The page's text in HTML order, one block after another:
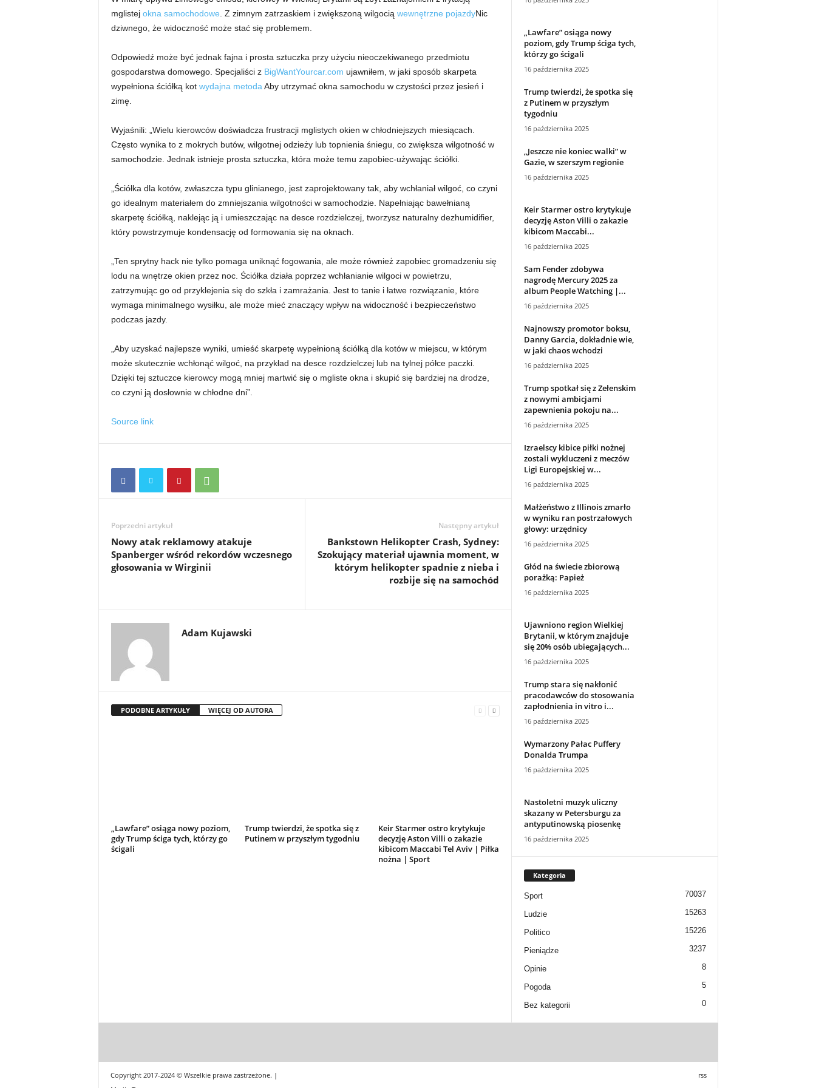
mglistej okna samochodowe . Z zimnym zatrzaskiem i zwiększoną wilgocią wewnętrzne pojazdyNic
dziwnego, że widoczność może stać się problemem.
Odpowiedź może być jednak fajna i prosta sztuczka przy użyciu nieoczekiwanego przedmiotu
gospodarstwa domowego. Specjaliści z BigWantYourcar.com ujawniłem, w jaki sposób skarpeta
wypełniona ściółką kot wydajna metoda Aby utrzymać okna samochodu w czystości przez jesień i
zimę.
Wyjaśnili: „Wielu kierowców doświadcza frustracji mglistych okien w chłodniejszych miesiącach.
Często wynika to z mokrych butów, wilgotnej odzieży lub topnienia śniegu, co zwiększa wilgotność w
samochodzie. Jednak istnieje prosta sztuczka, która może temu zapobiec-używając ściółki.
„Ściółka dla kotów, zwłaszcza typu glinianego, jest zaprojektowany tak, aby wchłaniał wilgoć, co czyni
go idealnym materiałem do zmniejszania wilgotności w samochodzie. Napełniając bawełnianą
skarpetę ściółką, naklejąc ją i umieszczając na desce rozdzielczej, tworzysz naturalny dezhumidifier,
który powstrzymuje kondensację od formowania się na oknach.
„Ten sprytny hack nie tylko pomaga uniknąć fogowania, ale może również zapobiec gromadzeniu się
lodu na wnętrze okien przez noc. Ściółka działa poprzez wchłanianie wilgoci w powietrzu,
zatrzymując go od przyklejenia się do szkła i zamrażania. Jest to tanie i łatwe rozwiązanie, które
wymaga minimalnego wysiłku, ale może mieć znaczący wpływ na widoczność i bezpieczeństwo
podczas jazdy.
„Aby uzyskać najlepsze wyniki, umieść skarpetę wypełnioną ściółką dla kotów w miejscu, w którym
może skutecznie wchłonąć wilgoć, na przykład na desce rozdzielczej lub na tylnej półce paczki.
Dzięki tej sztuczce kierowcy mogą mniej martwić się o mgliste okna i skupić się bardziej na drodze,
co czyni ją dosłownie w chłodne dni”.
Source link
Poprzedni artykuł
Nowy atak reklamowy atakuje
Spanberger wśród rekordów wczesnego
głosowania w Wirginii
Następny artykuł
Bankstown Helikopter Crash, Sydney:
Szokujący materiał ujawnia moment, w
którym helikopter spadnie z nieba i
rozbije się na samochód
Adam Kujawski
PODOBNE ARTYKUŁY WIĘCEJ OD AUTORA
„Lawfare” osiąga nowy poziom,
gdy Trump ściga tych, którzy go
ścigali
Trump twierdzi, że spotka się z
Putinem w przyszłym tygodniu
Keir Starmer ostro krytykuje
decyzję Aston Villi o zakazie
kibicom Maccabi Tel Aviv | Piłka
nożna | Sport
„Lawfare” osiąga nowy
poziom, gdy Trump ściga tych,
którzy go ścigali
16 października 2025
Trump twierdzi, że spotka się
z Putinem w przyszłym
tygodniu
16 października 2025
„Jeszcze nie koniec walki” w
Gazie, w szerszym regionie
16 października 2025
Keir Starmer ostro krytykuje
decyzję Aston Villi o zakazie
kibicom Maccabi...
16 października 2025
Sam Fender zdobywa
nagrodę Mercury 2025 za
album People Watching |...
16 października 2025
Najnowszy promotor boksu,
Danny Garcia, dokładnie wie,
w jaki chaos wchodzi
16 października 2025
Trump spotkał się z Zełenskim
z nowymi ambicjami
zapewnienia pokoju na...
16 października 2025
Izraelscy kibice piłki nożnej
zostali wykluczeni z meczów
Ligi Europejskiej w...
16 października 2025
Małżeństwo z Illinois zmarło
w wyniku ran postrzałowych
głowy: urzędnicy
16 października 2025
Głód na świecie zbiorową
porażką: Papież
16 października 2025
Ujawniono region Wielkiej
Brytanii, w którym znajduje
się 20% osób ubiegających...
16 października 2025
Trump stara się nakłonić
pracodawców do stosowania
zapłodnienia in vitro i...
16 października 2025
Wymarzony Pałac Puffery
Donalda Trumpa
16 października 2025
Nastoletni muzyk uliczny
skazany w Petersburgu za
antyputinowską piosenkę
16 października 2025
Kategoria
Sport 70037
Ludzie 15263
Politico 15226
Pieniądze 3237
Opinie 8
Pogoda 5
Bez kategorii 0
rss
Copyright 2017-2024 © Wszelkie prawa zastrzeżone. |